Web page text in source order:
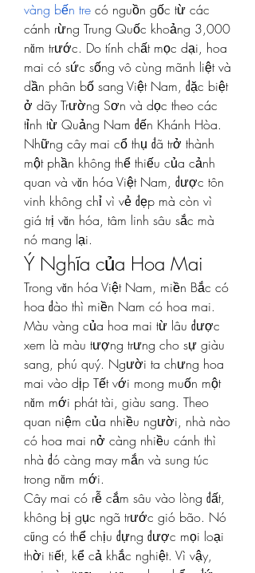
vàng bến tre có nguồn gốc từ các
cánh rừng Trung Quốc khoảng 3,000
năm trước. Do tính chất mọc dại, hoa
mai có sức sống vô cùng mãnh liệt và
dần phân bố sang Việt Nam, đặc biệt
ở dãy Trường Sơn và dọc theo các
tỉnh từ Quảng Nam đến Khánh Hòa.
Những cây mai cổ thụ đã trở thành
một phần không thể thiếu của cảnh
quan và văn hóa Việt Nam, được tôn
vinh không chỉ vì vẻ đẹp mà còn vì
giá trị văn hóa, tâm linh sâu sắc mà
nó mang lại.
Ý Nghĩa của Hoa Mai
Trong văn hóa Việt Nam, miền Bắc có
hoa đào thì miền Nam có hoa mai.
Màu vàng của hoa mai từ lâu được
xem là màu tượng trưng cho sự giàu
sang, phú quý. Người ta chưng hoa
mai vào dịp Tết với mong muốn một
năm mới phát tài, giàu sang. Theo
quan niệm của nhiều người, nhà nào
có hoa mai nở càng nhiều cánh thì
nhà đó càng may mắn và sung túc
trong năm mới.
Cây mai có rễ cắm sâu vào lòng đất,
không bị gục ngã trước gió bão. Nó
cũng có thể chịu đựng được mọi loại
thời tiết, kể cả khắc nghiệt. Vì vậy,